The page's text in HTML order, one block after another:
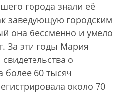
города знали её
заведующую городским
она бессменно и умело
За эти годы Мария
о
более 60 тысяч
около 70